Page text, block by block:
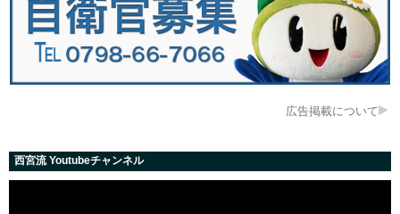
広告掲載について
西宮流 Youtubeチャンネル